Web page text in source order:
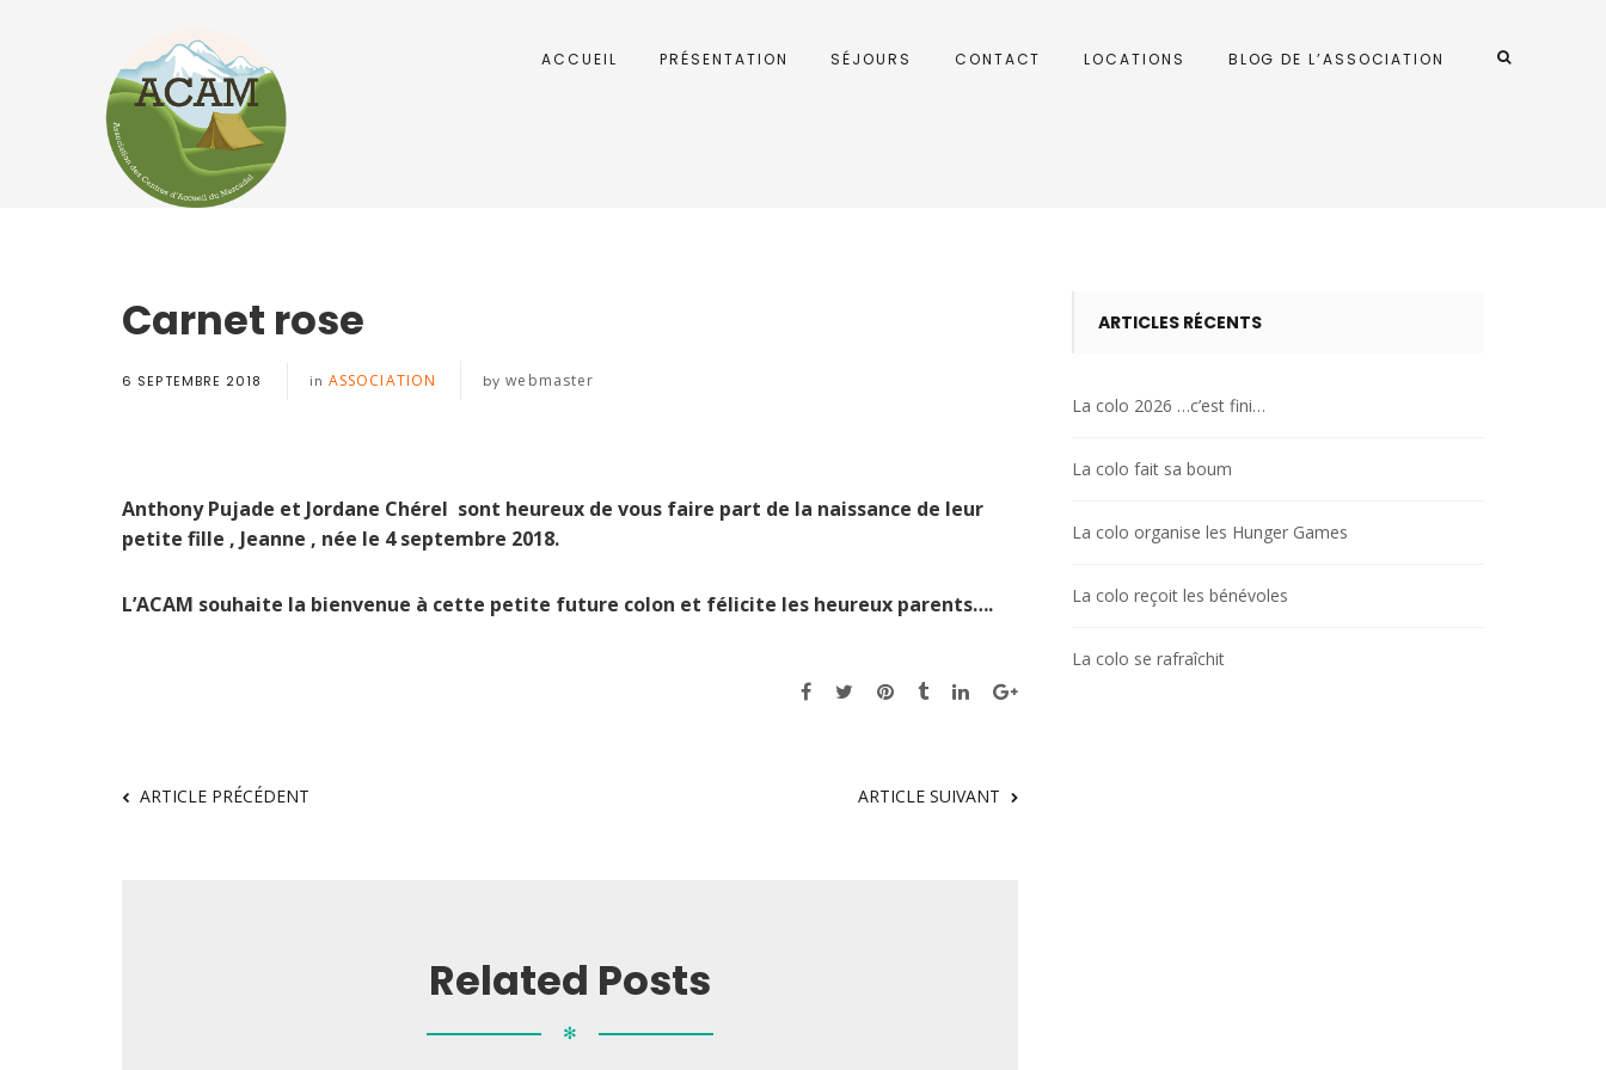
ACCUEIL PRÉSENTATION SÉJOURS CONTACT LOCATIONS BLOG DE L’ASSOCIATION
Carnet rose
6 SEPTEMBRE 2018 in ASSOCIATION bywebmaster
Anthony Pujade et Jordane Chérel sont heureux de vous faire part de la naissance de leur
petite fille , Jeanne , née le 4 septembre 2018.
L’ACAM souhaite la bienvenue à cette petite future colon et félicite les heureux parents….
ARTICLE PRÉCÉDENT ARTICLE SUIVANT
Related Posts
✻
ARTICLES RÉCENTS
La colo 2026 …c’est fini…
La colo fait sa boum
La colo organise les Hunger Games
La colo reçoit les bénévoles
La colo se rafraîchit